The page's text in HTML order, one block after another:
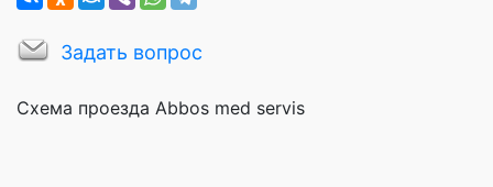
Задать вопрос
Схема проезда Abbos med servis